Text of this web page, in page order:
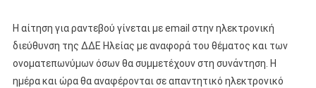
Η αίτηση για ραντεβού γίνεται με email στην ηλεκτρονική
διεύθυνση της ΔΔΕ Ηλείας με αναφορά του θέματος και των
ονοματεπωνύμων όσων θα συμμετέχουν στη συνάντηση. Η
ημέρα και ώρα θα αναφέρονται σε απαντητικό ηλεκτρονικό